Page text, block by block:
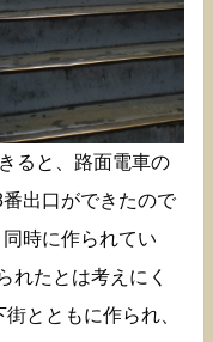
ると、路面電車の
出口ができたので
時に作られてい
れたとは考えにく
とともに作られ、